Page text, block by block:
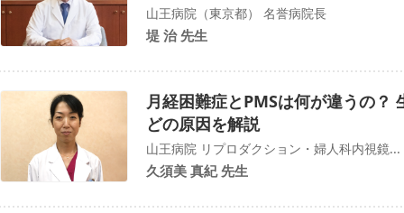
山王病院（東京都） 名誉病院長
堤 治 先生
月経困難症とPMSは何が違うの？
どの原因を解説
山王病院 リプロダクション・婦人科内視鏡...
久須美 真紀 先生